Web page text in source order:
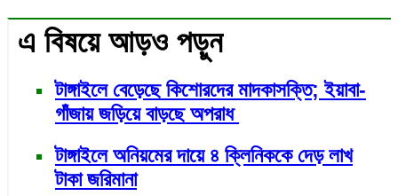
এ বিষয়ে আড়ও পড়ুন
টাঙ্গাইলে বেড়েছে কিশোরদের মাদকাসক্তি; ইয়াবা-
গাঁজায় জড়িয়ে বাড়ছে অপরাধ
টাঙ্গাইলে অনিয়মের দায়ে ৪ ক্লিনিককে দেড় লাখ
টাকা জরিমানা